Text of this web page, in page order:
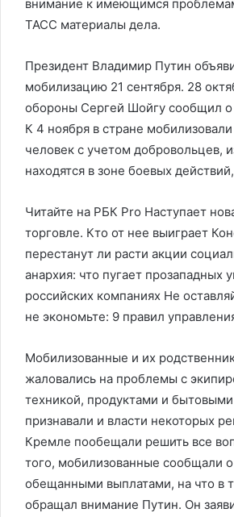
внимание к имеющимся
ТАСС материалы дела.
Президент Владимир Путин
мобилизацию 21 сентября. 28
обороны Сергей Шойгу сообщил о
К 4 ноября в стране
человек с учетом добровольцев,
находятся в зоне боевых
Читайте на РБК Pro Наступает
торговле. Кто от нее выиграет
перестанут ли расти акции
анархия: что пугает прозападных
российских компаниях Не
не экономьте: 9 правил
Мобилизованные и их
жаловались на проблемы с
техникой, продуктами и
признавали и власти некоторых
Кремле пообещали решить все
того, мобилизованные сообщали
обещанными выплатами, на что в
обращал внимание Путин. Он